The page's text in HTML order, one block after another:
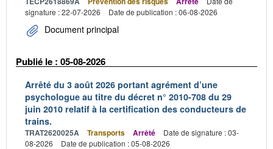
signature : 22-07-2026
Date de publication : 06-08-2026
Document principal
Publié le : 05-08-2026
Arrêté du 3 août 2026 portant agrément d’une
psychologue au titre du décret n° 2010-708 du 29
juin 2010 relatif à la certification des conducteurs de
trains.
TRAT2620025A Transports Arrêté
Date de signature : 03-
08-2026
Date de publication : 05-08-2026